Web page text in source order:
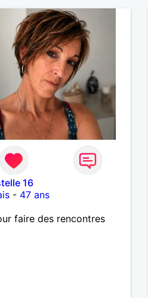
16
- 47 ans
faire des rencontres